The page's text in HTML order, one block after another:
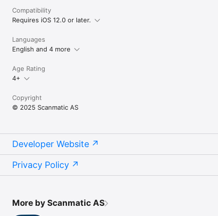
Compatibility
Requires iOS 12.0 or later.
Languages
English and 4 more
Age Rating
4+
Copyright
© 2025 Scanmatic AS
Developer Website
Privacy Policy
More by Scanmatic AS